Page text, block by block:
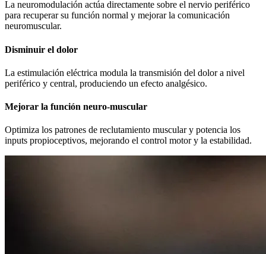
La neuromodulación actúa directamente sobre el nervio periférico
para recuperar su función normal y mejorar la comunicación
neuromuscular.
Disminuir el dolor
La estimulación eléctrica modula la transmisión del dolor a nivel
periférico y central, produciendo un efecto analgésico.
Mejorar la función neuro-muscular
Optimiza los patrones de reclutamiento muscular y potencia los
inputs propioceptivos, mejorando el control motor y la estabilidad.